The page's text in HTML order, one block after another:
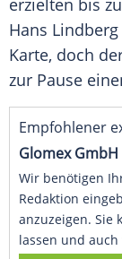
erzielten bis
Hans
Karte, doch
zur Pause
Empfohlener
Glomex GmbH
Wir benötigen
Redaktion
anzuzeigen. Sie
lassen und